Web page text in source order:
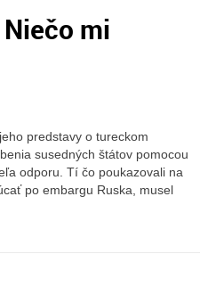
mi
predstavy o tureckom
susedných štátov pomocou
odporu. Tí čo poukazovali na
po embargu Ruska, musel